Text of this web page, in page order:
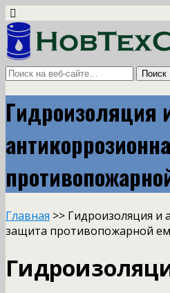
Гидроизоляция
Главная >> Гидроизоляция и
защита противопожарной